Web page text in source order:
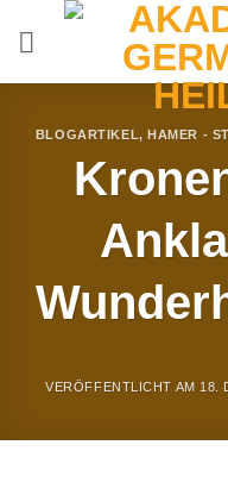
BLOGARTIKEL,HAMER -
VERÖFFENTLICHT AM 18.